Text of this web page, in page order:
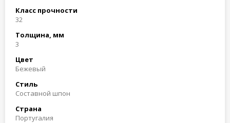
Класс прочности
32
Толщина, мм
3
Цвет
Бежевый
Стиль
Составной шпон
Страна
Португалия